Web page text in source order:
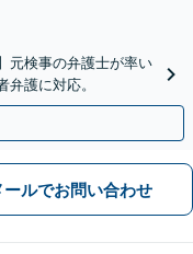
元検事の弁護士が率い
護に対応。
ールでお問い合わせ